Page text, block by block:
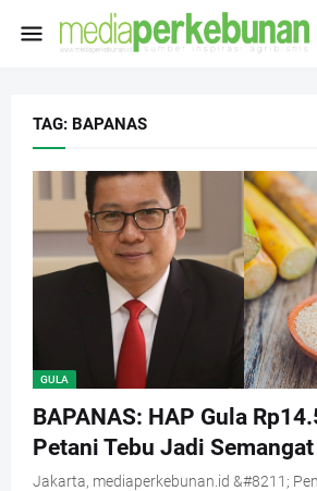
TAG: BAPANAS
GULA
BAPANAS: HAP Gula
Petani Tebu Jadi Semangat
Jakarta, mediaperkebunan.id &#8211;